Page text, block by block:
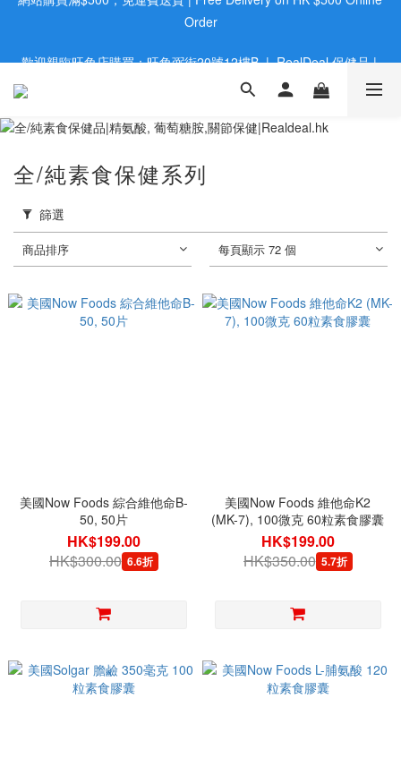
歡迎親臨旺角店購買：旺角弼街20號12樓B  |  RealDeal 保健品 |
歡迎親臨旺角店購買：旺角弼街20號12樓B  |  RealDeal 保健品 |
會員大升級 | 於12個月内消費滿$2200，即成爲黃金會員 | 消費滿
Order
歡迎親臨旺角店購買：旺角弼街20號12樓B  |  RealDeal 保健品 |
WhatsApp 9560 0709
全/純素食保健系列
篩選
商品排序 每頁顯示 72 個
美國Now Foods 綜合維他命B-
50, 50片
HK$199.00
HK$300.00 6.6折
美國Now Foods 維他命K2
(MK-7), 100微克 60粒素食膠囊
HK$199.00
HK$350.00 5.7折